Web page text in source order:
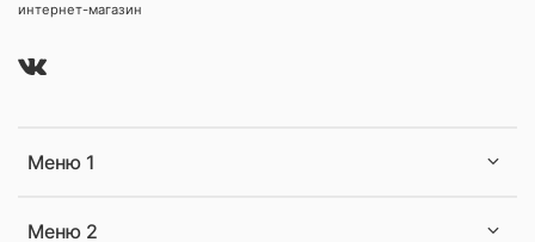
Меню 1
Меню 2
интернет-магазин